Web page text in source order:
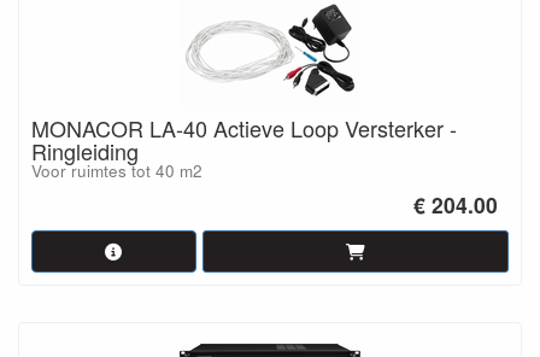
MONACOR LA-40 Actieve Loop Versterker -
Ringleiding
Voor ruimtes tot 40 m2
€ 204.00